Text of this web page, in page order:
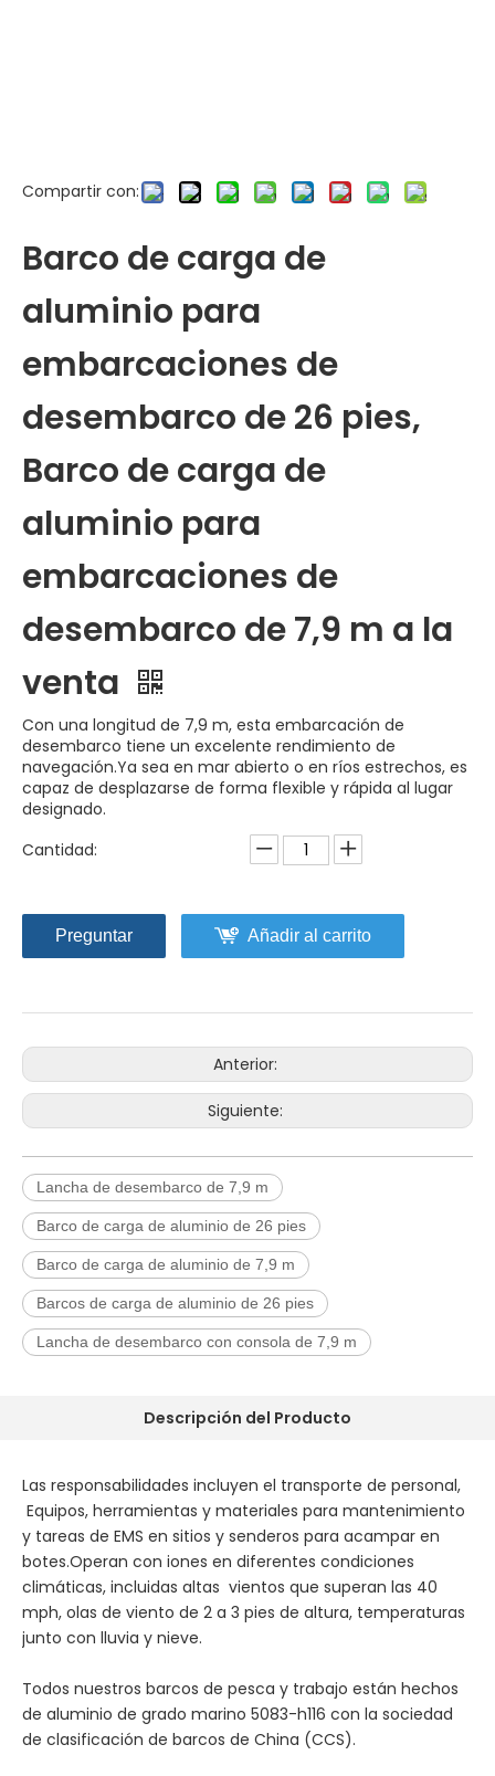
Compartir con:
Barco de carga de
aluminio para
embarcaciones de
desembarco de 26 pies,
Barco de carga de
aluminio para
embarcaciones de
desembarco de 7,9 m a la
venta
Con una longitud de 7,9 m, esta embarcación de
desembarco tiene un excelente rendimiento de
navegación.Ya sea en mar abierto o en ríos estrechos, es
capaz de desplazarse de forma flexible y rápida al lugar
designado.
Cantidad:
Preguntar Añadir al carrito
Anterior:
Siguiente:
Lancha de desembarco de 7,9 m
Barco de carga de aluminio de 26 pies
Barco de carga de aluminio de 7,9 m
Barcos de carga de aluminio de 26 pies
Lancha de desembarco con consola de 7,9 m
Descripción del Producto
Las responsabilidades incluyen el transporte de personal,
Equipos, herramientas y materiales para mantenimiento
y tareas de EMS en sitios y senderos para acampar en
botes.Operan con iones en diferentes condiciones
climáticas, incluidas altas vientos que superan las 40
mph, olas de viento de 2 a 3 pies de altura, temperaturas
junto con lluvia y nieve.
Todos nuestros barcos de pesca y trabajo están hechos
de aluminio de grado marino 5083-h116 con la sociedad
de clasificación de barcos de China (CCS).